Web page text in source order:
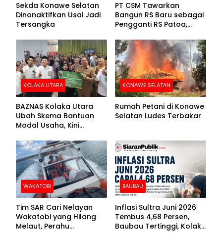
Sekda Konawe Selatan
Dinonaktifkan Usai Jadi
Tersangka
PT CSM Tawarkan
Bangun RS Baru sebagai
Pengganti RS Patoa,
Kolut
KOLAKA UTARA
BAZNAS Kolaka Utara
Ubah Skema Bantuan
Modal Usaha, Kini
Barang Senilai Rp419,5
Juta
KONAWE SELATAN
Rumah Petani di Konawe
Selatan Ludes Terbakar
WAKATOBI
Tim SAR Cari Nelayan
Wakatobi yang Hilang
Melaut, Perahu
BAUBAU
Inflasi Sultra Juni 2026
Tembus 4,68 Persen,
Baubau Tertinggi, Kolaka